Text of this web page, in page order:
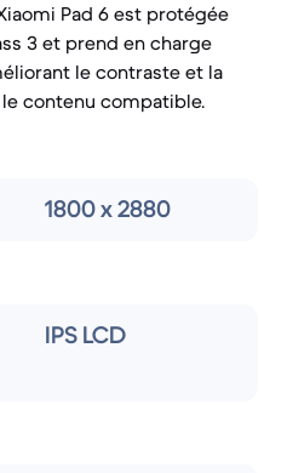
Pad 6 est protégée
3 et prend en charge
le contraste et la
contenu compatible.
1800 x 2880
IPS LCD